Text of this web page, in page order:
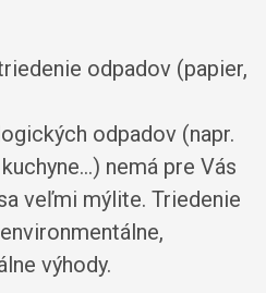
odpadov (papier,
odpadov (napr.
nemá pre Vás
veľmi mýlite. Triedenie
výhody.